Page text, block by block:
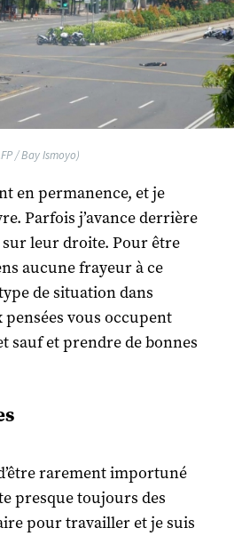
/ Bay Ismoyo)
en permanence, et je
Parfois j’avance derrière
leur droite. Pour être
aucune frayeur à ce
de situation dans
pensées vous occupent
sauf et prendre de bonnes
rarement importuné
presque toujours des
pour travailler et je suis